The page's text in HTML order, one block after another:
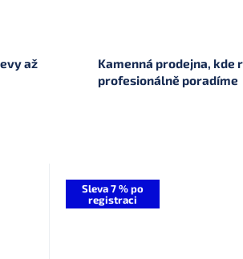
až
Kamenná prodejna, kde
profesionálně poradíme
Sleva 7 % po
registraci